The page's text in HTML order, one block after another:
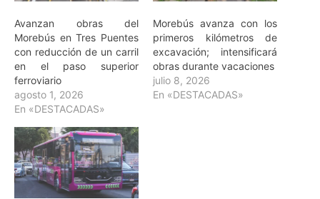
Avanzan obras del
Morebús en Tres Puentes
con reducción de un carril
en el paso superior
ferroviario
agosto 1, 2026
En «DESTACADAS»
Morebús avanza con los
primeros kilómetros de
excavación; intensificará
obras durante vacaciones
julio 8, 2026
En «DESTACADAS»